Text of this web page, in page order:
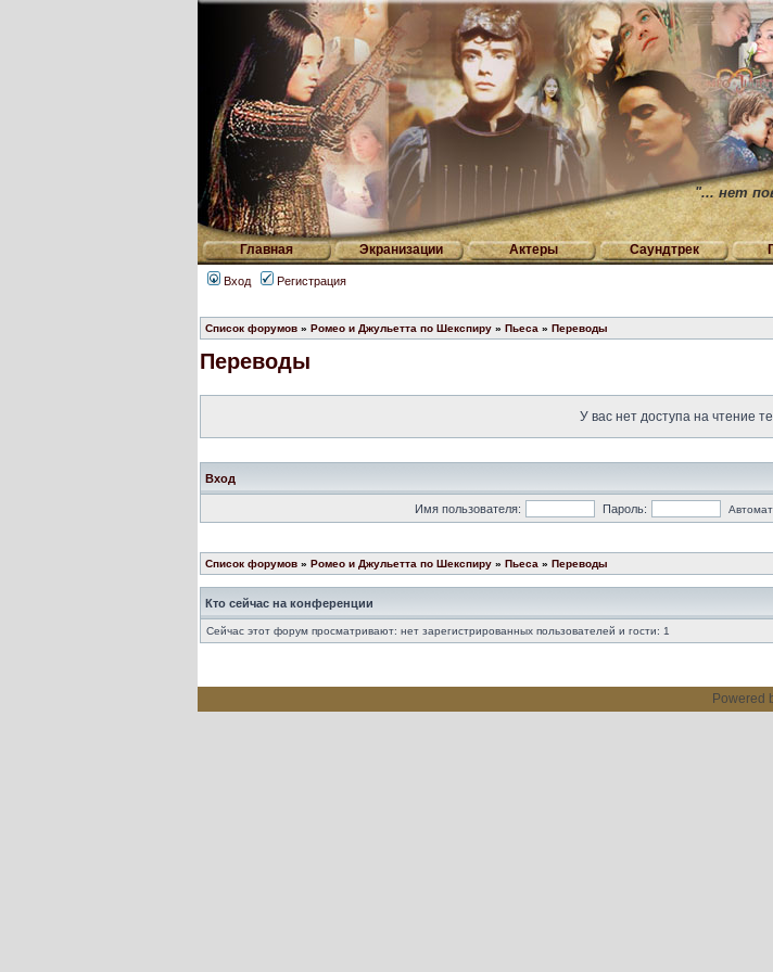
"... нет
Главная Экранизации Актеры Саундтрек
Вход Регистрация
Список форумов » Ромео и Джульетта по Шекспиру » Пьеса » Переводы
Переводы
У вас нет доступа на чтение
Вход
Имя пользователя: Пароль:
Список форумов » Ромео и Джульетта по Шекспиру » Пьеса » Переводы
Кто сейчас на конференции
Сейчас этот форум просматривают: нет зарегистрированных пользователей и гости: 1
Powered